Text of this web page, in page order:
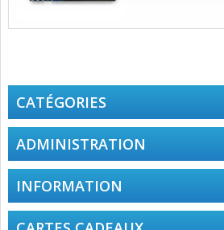
CATÉGORIES
ADMINISTRATION
INFORMATION